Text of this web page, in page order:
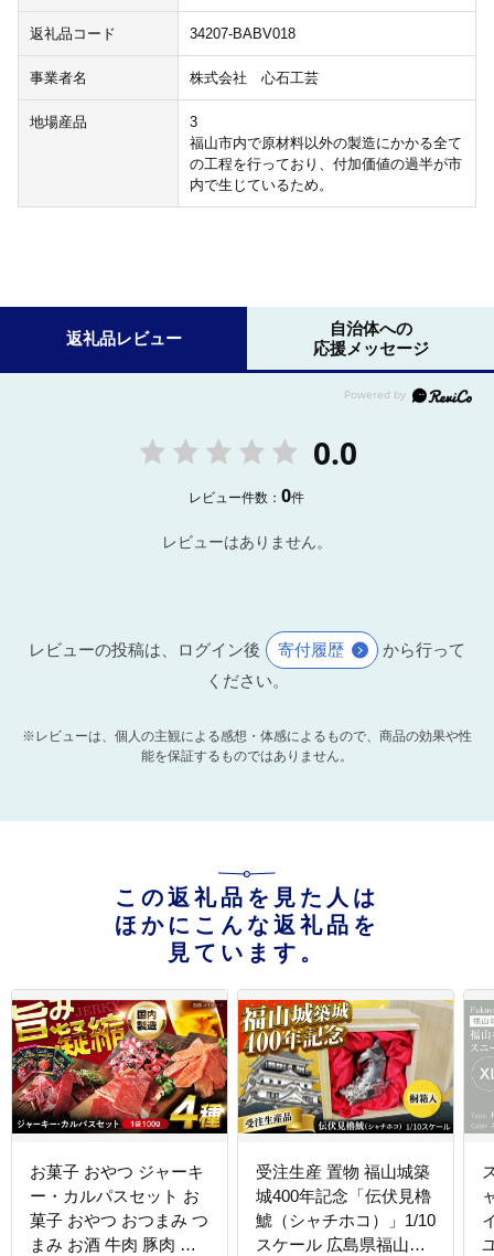
返礼品コード 34207-BABV018
事業者名 株式会社 心石工芸
地場産品
3
福山市内で原材料以外の製造にかかる全て
の工程を行っており、付加価値の過半が市
内で生じているため。
返礼品レビュー
自治体への
応援メッセージ
0.0
レビュー件数：0件
レビューはありません。
レビューの投稿は、ログイン後 寄付履歴
から行って
ください。
※レビューは、個人の主観による感想・体感によるもので、商品の効果や性
能を保証するものではありません。
この返礼品を見た人は
ほかにこんな返礼品を
見ています。
お菓子 おやつ ジャーキ
ー・カルパスセット お
菓子 おやつ おつまみ つ
まみ お酒 牛肉 豚肉 鶏
受注生産 置物 福山城築
城400年記念「伝伏見櫓
鯱（シャチホコ）」1/10
スケール 広島県福山市/